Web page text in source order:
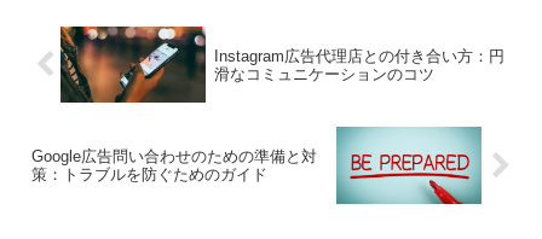
Instagram広告代理店との付き合い方：円
滑なコミュニケーションのコツ
Google広告問い合わせのための準備と対
策：トラブルを防ぐためのガイド